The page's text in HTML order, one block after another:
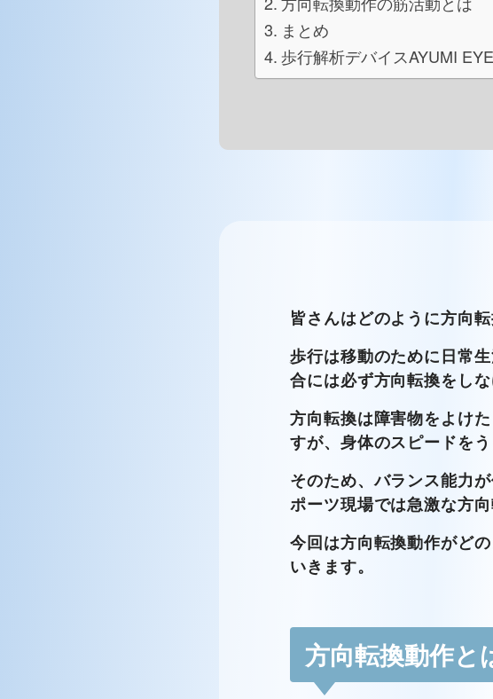
まとめ
歩行解析デバイスAYUMI
皆さんはどのように方向
歩行は移動のために日常
合には必ず方向転換をしな
方向転換は障害物をよけ
すが、身体のスピードを
そのため、バランス能力
ポーツ現場では急激な方
今回は方向転換動作がど
いきます。
方向転換動作と